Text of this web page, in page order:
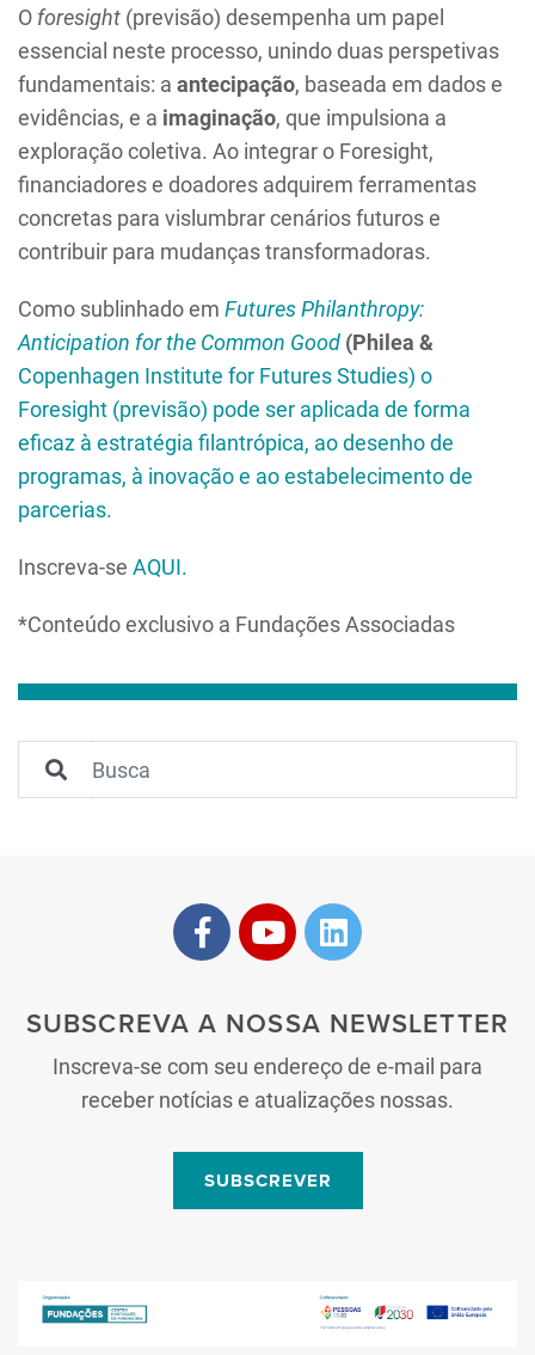
O foresight (previsão) desempenha um papel
essencial neste processo, unindo duas perspetivas
fundamentais: a antecipação, baseada em dados e
evidências, e a imaginação, que impulsiona a
exploração coletiva. Ao integrar o Foresight,
financiadores e doadores adquirem ferramentas
concretas para vislumbrar cenários futuros e
contribuir para mudanças transformadoras.
Como sublinhado em Futures Philanthropy:
Anticipation for the Common Good (Philea &
Copenhagen Institute for Futures Studies) o
Foresight (previsão) pode ser aplicada de forma
eficaz à estratégia filantrópica, ao desenho de
programas, à inovação e ao estabelecimento de
parcerias.
Inscreva-se AQUI.
*Conteúdo exclusivo a Fundações Associadas
SUBSCREVA A NOSSA NEWSLETTER
Inscreva-se com seu endereço de e-mail para
receber notícias e atualizações nossas.
SUBSCREVER